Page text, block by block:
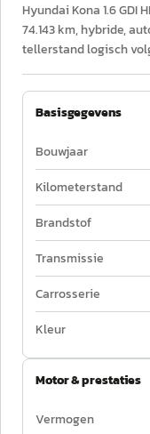
Hyundai Kona 1.6 GDI
74.143 km, hybride,
tellerstand logisch
Basisgegevens
Bouwjaar
Kilometerstand
Brandstof
Transmissie
Carrosserie
Kleur
Motor & prestaties
Vermogen